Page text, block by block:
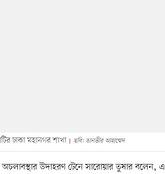
ঢাকা মহানগর শাখা ছবি: তানভীর আহাম্মেদ
উদাহরণ টেনে সারোয়ার তুষার বলেন, এ